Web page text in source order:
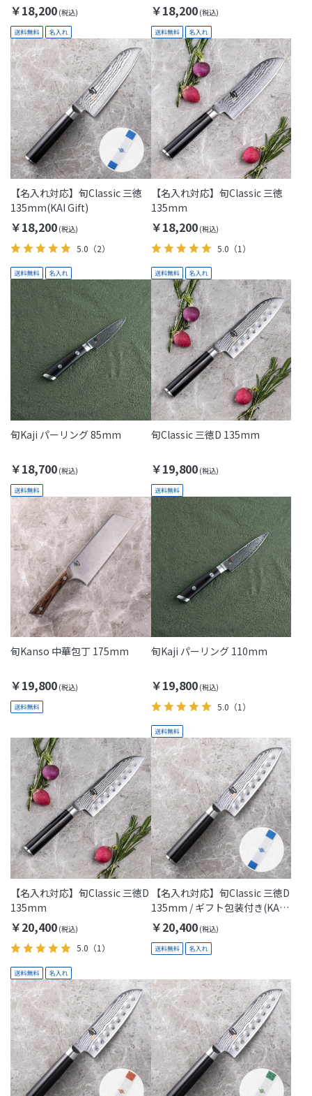
￥18,200 ￥18,200
【名入れ対応】旬Classic 三徳
135mm(KAI Gift)
￥18,200
5.0 （2）
【名入れ対応】旬Classic 三徳
135mm
￥18,200
5.0 （1）
旬Kaji パーリング 85mm
￥18,700
旬Classic 三徳D 135mm
￥19,800
旬Kanso 中華包丁 175mm
￥19,800
旬Kaji パーリング 110mm
￥19,800
5.0 （1）
【名入れ対応】旬Classic 三徳D
135mm
￥20,400
5.0 （1）
【名入れ対応】旬Classic 三徳D
135mm / ギフト包装付き(KAI
Gift)
￥20,400